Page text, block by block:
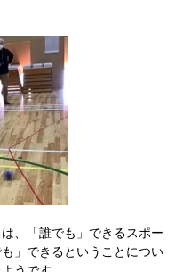
、「誰でも」できるスポー
」できるということについ